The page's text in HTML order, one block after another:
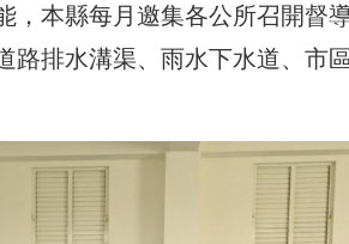
，本縣每月邀集各公所召開督
路排水溝渠、雨水下水道、市